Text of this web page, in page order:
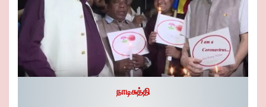
நாடிசுத்தி